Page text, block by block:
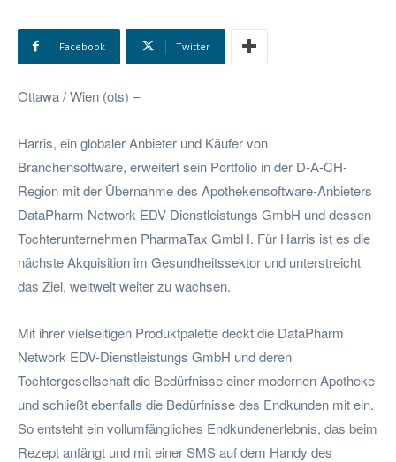
Facebook Twitter
Ottawa / Wien (ots) –
Harris, ein globaler Anbieter und Käufer von
Branchensoftware, erweitert sein Portfolio in der D-A-CH-
Region mit der Übernahme des Apothekensoftware-Anbieters
DataPharm Network EDV-Dienstleistungs GmbH und dessen
Tochterunternehmen PharmaTax GmbH. Für Harris ist es die
nächste Akquisition im Gesundheitssektor und unterstreicht
das Ziel, weltweit weiter zu wachsen.
Mit ihrer vielseitigen Produktpalette deckt die DataPharm
Network EDV-Dienstleistungs GmbH und deren
Tochtergesellschaft die Bedürfnisse einer modernen Apotheke
und schließt ebenfalls die Bedürfnisse des Endkunden mit ein.
So entsteht ein vollumfängliches Endkundenerlebnis, das beim
Rezept anfängt und mit einer SMS auf dem Handy des